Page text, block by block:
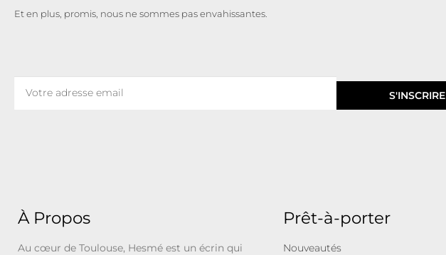
Et en plus, promis, nous ne sommes pas envahissantes.
S'INSCRIRE
À Propos
Au cœur de Toulouse, Hesmé est un écrin qui
Prêt-à-porter
Nouveautés